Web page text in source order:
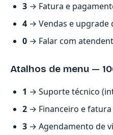
3 → Fatura e
4 → Vendas e upgrade
0 → Falar com
Atalhos de menu —
1 → Suporte técnico
2 → Financeiro e fatura
3 → Agendamento de